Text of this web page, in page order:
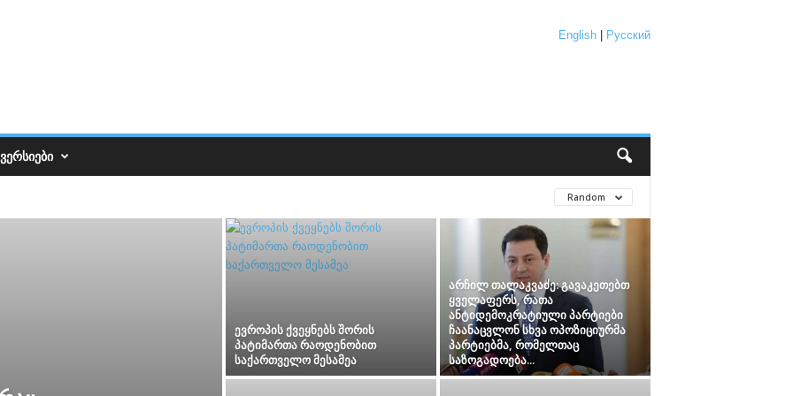
English| Русский
Random
ევროპის ქვეყნებს შორის
პატიმართა რაოდენობით
საქართველო მესამეა
არჩილ თალაკვაძე: გავაკეთებთ
ყველაფერს, რათა
ანტიდემოკრატიული პარტიები
ჩაანაცვლონ სხვა ოპოზიციურმა
პარტიებმა, რომელთაც
საზოგადოება...